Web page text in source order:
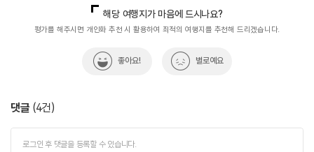
해당 여행지가 마음에 드시나요?
평가를 해주시면 개인화 추천 시 활용하여 최적의 여행지를 추천해 드리겠습니다.
좋아요! 별로예요
댓글 (4건)